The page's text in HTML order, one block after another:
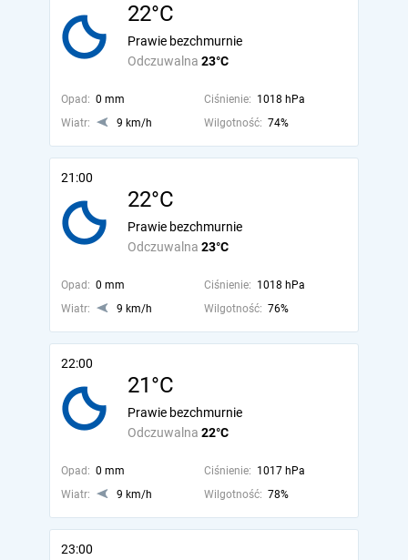
22°C
Odczuwalna 23°C
Prawie bezchmurnie
Opad: 0 mm Ciśnienie: 1018 hPa
Wiatr:
9 km/h Wilgotność: 74%
21:00
22°C
Odczuwalna 23°C
Prawie bezchmurnie
Opad: 0 mm Ciśnienie: 1018 hPa
Wiatr:
9 km/h Wilgotność: 76%
22:00
21°C
Odczuwalna 22°C
Prawie bezchmurnie
Opad: 0 mm Ciśnienie: 1017 hPa
Wiatr:
9 km/h Wilgotność: 78%
23:00